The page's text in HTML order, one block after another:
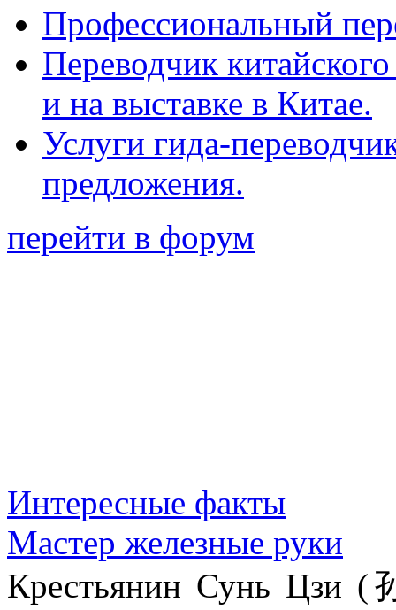
Профессиональный
Переводчик
и на выставке в Китае.
Услуги гида-
предложения.
перейти в форум
Интересные факты
Мастер железные руки
Крестьянин Сунь Цзи (